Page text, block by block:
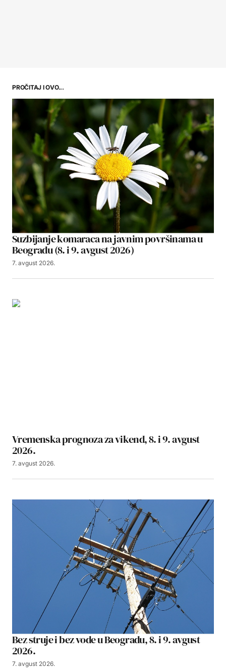
PROČITAJ I OVO...
Suzbijanje komaraca na javnim površinama u
Beogradu (8. i 9. avgust 2026)
7. avgust 2026.
Vremenska prognoza za vikend, 8. i 9. avgust
2026.
7. avgust 2026.
Bez struje i bez vode u Beogradu, 8. i 9. avgust
2026.
7. avgust 2026.